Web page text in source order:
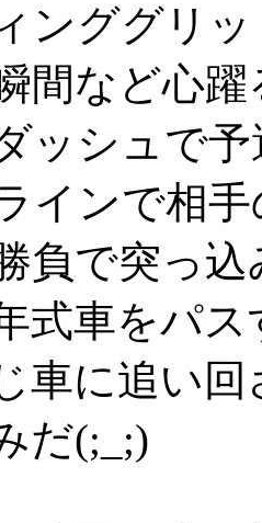
ンググリ
間など心躍
ッシュで
インで相
負で突っ
式車をパ
車に追い
だ(;_;)